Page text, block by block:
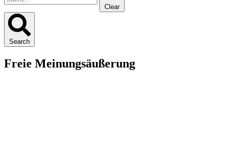
Clear
Search
Freie Meinungsäußerung